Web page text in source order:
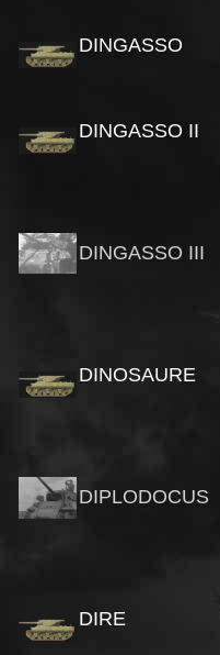
DINGASSO
DINGASSO II
DINGASSO III
DINOSAURE
DIPLODOCUS
DIRE